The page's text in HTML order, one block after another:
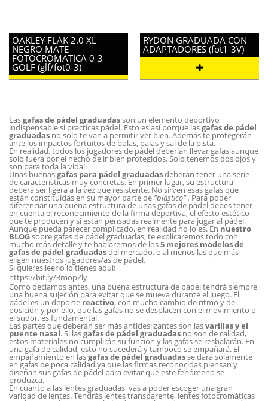
OAKLEY FLAK 2.0 XL
NEGRO MATE
FOTOCROMATICA 0-3
GOLF (glf/fot0-3)
RYDON GRADUADA CON
ADAPTADORES (fot1-3V)
Lasgafas de pádel graduadasson un elemento deportivo
indispensable si practicas pádel. Esto es así porque lasgafas de pádel
graduadas no solo te van a permitir ver bien. Además te protegerán
ante los impactos fortuitos de bolas, palas y sal de la pista.
En realidad, todos los jugadores de pádel deberían llevar gafas aunque
solo fuera por el hecho de ir bien protegidos. Solo tenemos dos ojos y
son para toda la vida!
Unas buenasgafas para pádel graduadasdeberán tener una serie
de características muy concretas. En primer lugar, su estructura
deberá ser ligera a la vez que resistente. No sirven esas gafas que
están constituidas en su mayor parte de "plástico" . Para poder
diferenciar una buena estructura de unas gafas de pádel debes tener
en cuenta el reconocimiento de la firma deportiva, el efecto estético
que te producen y si están pensadas realmente para jugar al pádel.
Aunque pueda parecer complicado, en realidad no lo es. En nuestro
BLOGsobre gafas de pádel graduadas, te explicaremos todo con
mucho más detalle y te hablaremos de los5 mejores modelos de
gafas de pádel graduadasdel mercado. o al menos las que más
eligen nuestros jugadores/as de pádel.
Si quieres leerlo lo tienes aquí:
https://bit.ly/3mopZly
Como decíamos antes, una buena estructura de pádel tendrá siempre
una buena sujeción para evitar que se mueva durante el juego. El
pádel es un deportereactivo, con mucho cambio de ritmo y de
posición y por ello, que las gafas no se desplacen con el movimiento o
el sudor, es fundamental.
Las partes que deberán ser más antideslizantes son lasvarillas y el
puente nasal. Si lasgafas de pádel graduadas no son de calidad,
estos materiales no cumplirán su función y las gafas se resbalarán. En
una gafa de calidad, esto no sucederá y tampoco se empañará. El
empañamiento en lasgafasde pádel graduadasse dará solamente
en gafas de poca calidad ya que las firmas reconocidas piensan y
diseñan sus gafas de pádel para evitar que este fenómeno se
produzca.
En cuanto a las lentes graduadas, vas a poder escoger una gran
varidad de lentes. Tendrás lentes transparente, lentes fotocromáticas